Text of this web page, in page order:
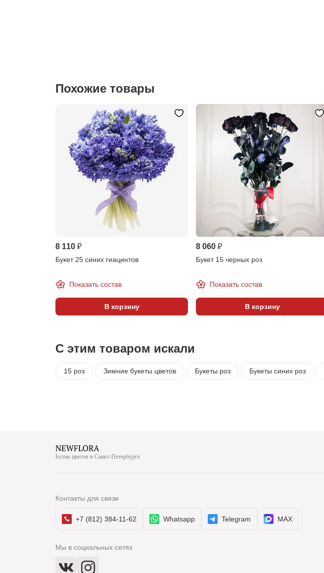
Похожие товары
8 110 ₽
Букет 25 синих гиацинтов
Показать состав
В корзину
8 060 ₽
Букет 15 черных роз
Показать состав
В корзину
С этим товаром искали
15 роз Зимние букеты цветов Букеты роз Букеты синих роз
Бутик цветов в Санкт-Петербурге
Контакты для связи
+7 (812) 384-11-62 Whatsapp Telegram MAX
Мы в социальных сетях